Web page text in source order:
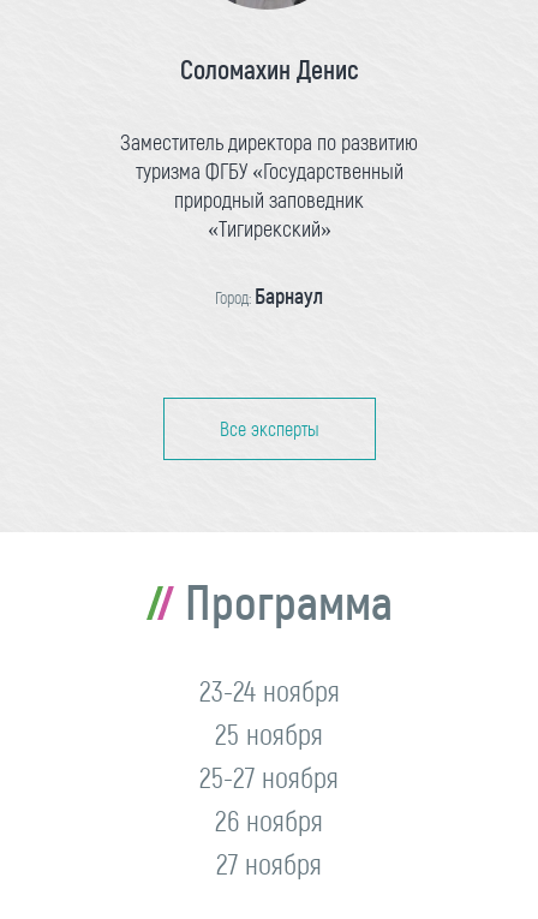
Соломахин Денис
Заместитель директора по развитию
туризма ФГБУ «Государственный
природный заповедник
«Тигирекский»
Город: Барнаул
Все эксперты
Программа
23-24 ноября
25 ноября
25-27 ноября
26 ноября
27 ноября